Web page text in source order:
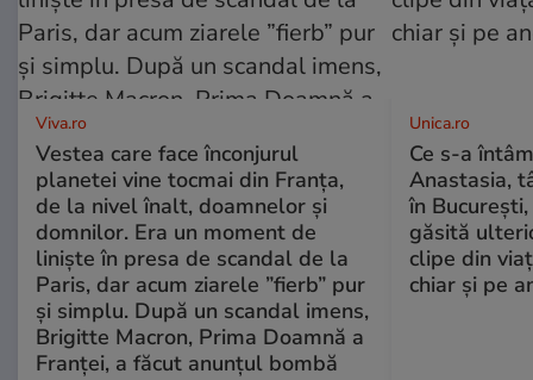
Viva.ro
Vestea care face înconjurul
planetei vine tocmai din Franța,
de la nivel înalt, doamnelor și
domnilor. Era un moment de
liniște în presa de scandal de la
Paris, dar acum ziarele ”fierb” pur
și simplu. După un scandal imens,
Brigitte Macron, Prima Doamnă a
Franței, a făcut anunțul bombă
Unica.ro
Ce s-a
Anastasia,
în
găsită
clipe din
chiar și pe